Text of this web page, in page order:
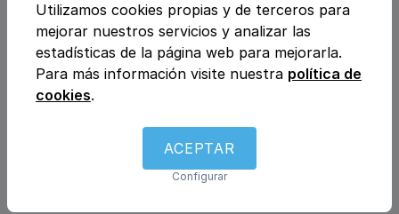
Lo sentimos, aún no disponemos
de
centros de Hematología y
alrededores
Utilizamos cookies propias y de terceros para
mejorar nuestros servicios y analizar las
estadísticas de la página web para mejorarla.
Para más información visite nuestra política de
cookies.
ACEPTAR
Configurar